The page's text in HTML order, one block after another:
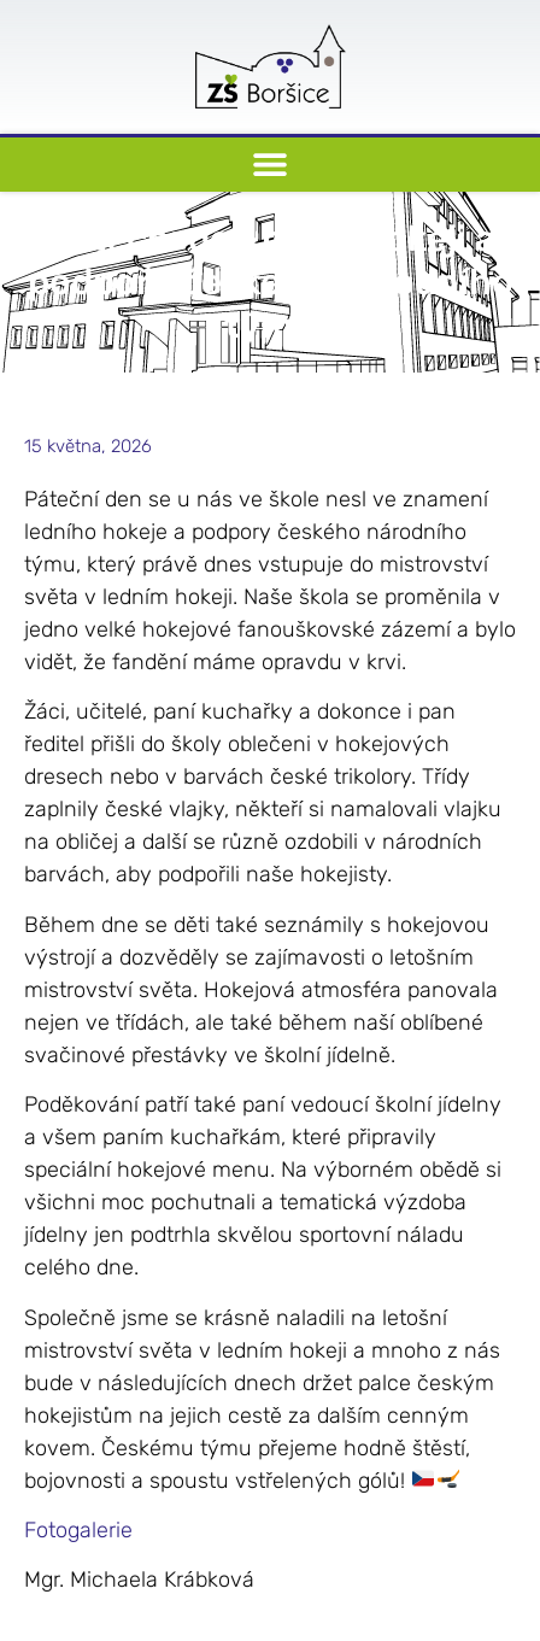
Páteční den patřil hokeji a
podpoře českého národního
týmu
15 května, 2026
Páteční den se u nás ve škole nesl ve znamení
ledního hokeje a podpory českého národního
týmu, který právě dnes vstupuje do mistrovství
světa v ledním hokeji. Naše škola se proměnila v
jedno velké hokejové fanouškovské zázemí a bylo
vidět, že fandění máme opravdu v krvi.
Žáci, učitelé, paní kuchařky a dokonce i pan
ředitel přišli do školy oblečeni v hokejových
dresech nebo v barvách české trikolory. Třídy
zaplnily české vlajky, někteří si namalovali vlajku
na obličej a další se různě ozdobili v národních
barvách, aby podpořili naše hokejisty.
Během dne se děti také seznámily s hokejovou
výstrojí a dozvěděly se zajímavosti o letošním
mistrovství světa. Hokejová atmosféra panovala
nejen ve třídách, ale také během naší oblíbené
svačinové přestávky ve školní jídelně.
Poděkování patří také paní vedoucí školní jídelny
a všem paním kuchařkám, které připravily
speciální hokejové menu. Na výborném obědě si
všichni moc pochutnali a tematická výzdoba
jídelny jen podtrhla skvělou sportovní náladu
celého dne.
Společně jsme se krásně naladili na letošní
mistrovství světa v ledním hokeji a mnoho z nás
bude v následujících dnech držet palce českým
hokejistům na jejich cestě za dalším cenným
kovem. Českému týmu přejeme hodně štěstí,
bojovnosti a spoustu vstřelených gólů!
Fotogalerie
Mgr. Michaela Krábková